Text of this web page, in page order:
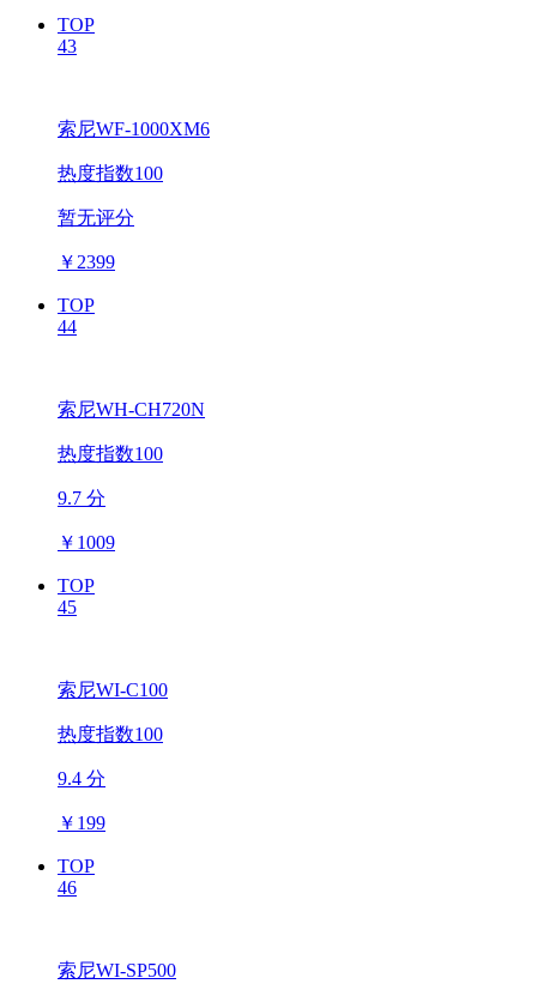
TOP
43
索尼WF-1000XM6
热度指数100
暂无评分
￥ 2399
TOP
44
索尼WH-CH720N
热度指数100
9.7 分
￥ 1009
TOP
45
索尼WI-C100
热度指数100
9.4 分
￥ 199
TOP
46
索尼WI-SP500